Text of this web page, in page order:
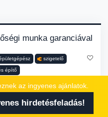
szigetelő
építő
KFT, MINŐSÉGI
területén
az ingyenes ajánlatok.
hirdetésfeladás!